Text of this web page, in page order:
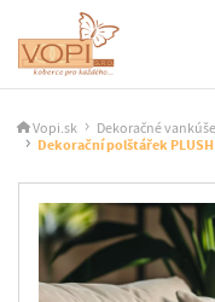
Vopi.sk Dekoračné
Dekorační polštářek